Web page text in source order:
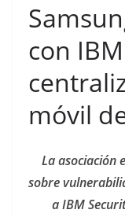
con
móvil
La asociación
sobre
a IBM